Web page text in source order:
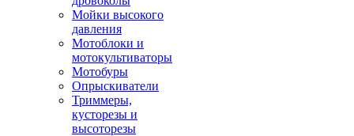
Мойки высокого
давления
Мотоблоки и
мотокультиваторы
Мотобуры
Опрыскиватели
Триммеры,
кусторезы и
высоторезы